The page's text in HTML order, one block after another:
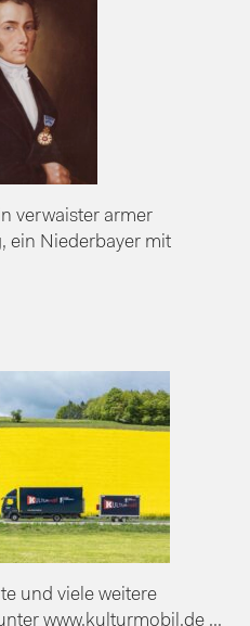
verwaister armer
ein Niederbayer mit
und viele weitere
www.kulturmobil.de ...